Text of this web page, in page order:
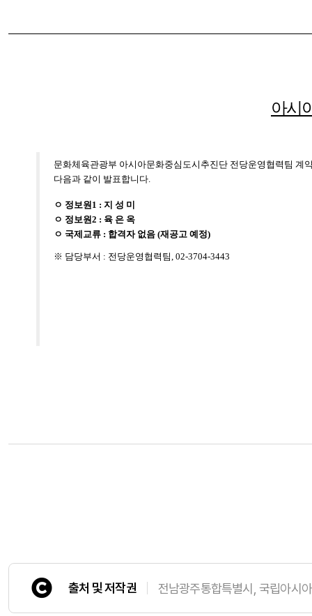
아시
문화체육관광부 아시아문화중심도시추진단 전당운영협력팀 계
다음과 같이 발표합니다.
ㅇ 정보원1 : 지 성 미
ㅇ 정보원2 : 육 은 옥
ㅇ 국제교류 : 합격자 없음 (재공고 예정)
※ 담당부서 : 전당운영협력팀, 02-3704-3443
출처 및 저작권 전남광주통합특별시, 국립아시